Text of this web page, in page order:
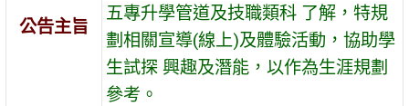
公告主旨
五專升學管道及技職類科 了解，特規
劃相關宣導(線上)及體驗活動，協助學
生試探 興趣及潛能，以作為生涯規劃
參考。